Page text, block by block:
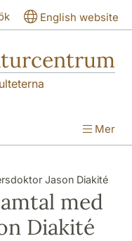
English website
Mer
Jason Diakité
med
Diakité